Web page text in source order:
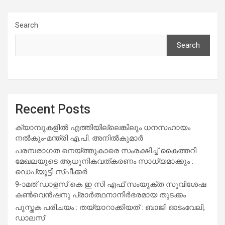
Search
Search
Recent Posts
ക്യാമ്പുകളിൽ എത്തിയില്ലെങ്കിലും ധനസഹായം
നൽകും-മന്ത്രി എ.പി. അനിൽകുമാർ
പരമ്പരാഗത നെയ്ത്തുകാരെ സംരക്ഷിച്ച് കൈത്തറി
മേഖലയുടെ ആധുനികവത്കരണം സാധ്യമാക്കും :
ഡെപ്യൂട്ടി സ്പീക്കർ
9-ാമത് ഡാളസ് കെ ഇ സി എഫ് സംയുക്ത സുവിശേഷ
കൺവെൻഷനു പ്രാർത്ഥനാനിർഭരമായ തുടക്കം
പുസ്തക പരിചയം : തയ്യാറാക്കിയത് : ബാജി ഓടംവേലി,
ഡാലസ്